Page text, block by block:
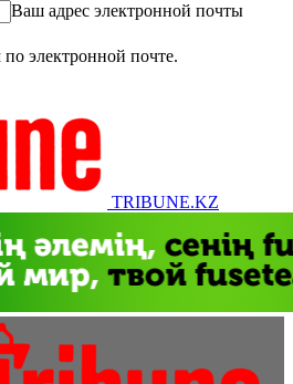
Ваш адрес электронной почты
электронной почте.
TRIBUNE.KZ